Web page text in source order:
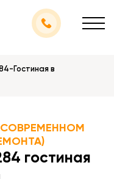
Гостиная в
СОВРЕМЕННОМ
гостиная